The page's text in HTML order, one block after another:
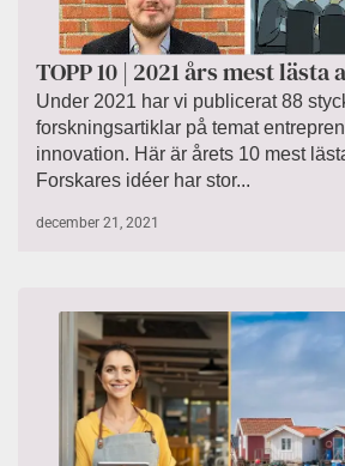
TOPP 10 | 2021 års mest
Under 2021 har vi publicerat 88
forskningsartiklar på temat
innovation. Här är årets 10 mest
Forskares idéer har stor...
december 21, 2021